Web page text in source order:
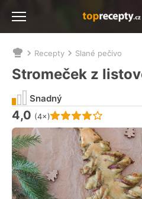
Nacházíte
se
zde:
Recepty Slané pečivo
Stromeček z
Hodnocení receptu je
4,0 (4×)
Snadný